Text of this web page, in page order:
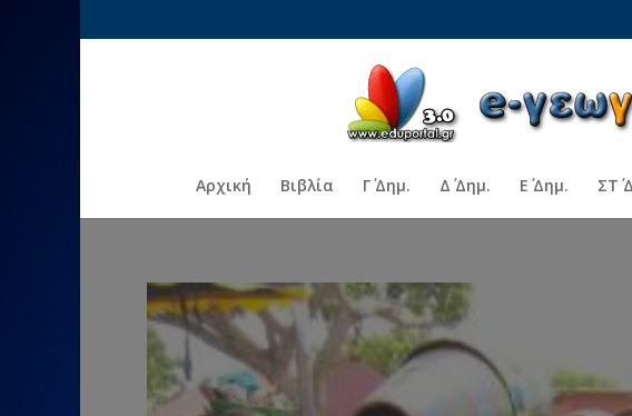
Αρχική Βιβλία Γ΄ Δημ. Δ΄ Δημ. Ε΄ Δημ. ΣΤ΄